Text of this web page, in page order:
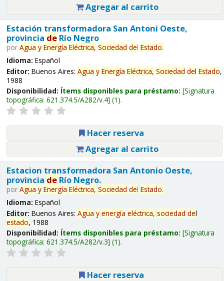
Agregar al carrito
Estación transformadora San Antoni Oeste,
provincia deRío Negro
por Agua y Energía Eléctrica, Sociedad del Estado.
Idioma: Español
Editor: Buenos Aires: Agua y Energía Eléctrica, Sociedad del Estado,
1988
Disponibilidad: Ítems disponibles para préstamo: Signatura
topográfica: 621.374.5/A282/v.4 (1).
Hacer reserva
Agregar al carrito
Estacion transformadora San Antonio Oeste,
provincia deRío Negro.
por Agua y Energía Eléctrica, Sociedad del Estado.
Idioma: Español
Editor: Buenos Aires: Agua y energía eléctrica, sociedad del
estado, 1988
Disponibilidad: Ítems disponibles para préstamo: Signatura
topográfica: 621.374.5/A282/v.3 (1).
Hacer reserva